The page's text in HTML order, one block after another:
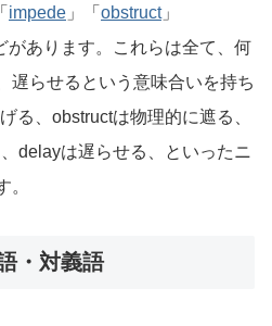
impede 」「 obstruct」
があります。これらは全て、何
遅らせるという意味合いを持ち
る、obstructは物理的に遮る、
delayは遅らせる、といったニ
。
・対義語